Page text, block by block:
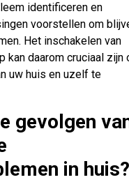
identificeren en
voorstellen om
Het inschakelen van
kan daarom cruciaal zijn
uw huis en uzelf te
gevolgen
in huis?